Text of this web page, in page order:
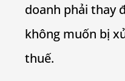
doanh phải thay
không muốn bị
thuế.